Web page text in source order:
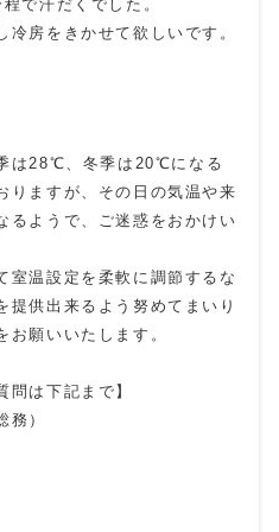
で汗だくでした。
房をきかせて欲しいです。
は28℃、冬季は20℃になる
りますが、その日の気温や来
るようで、ご迷惑をおかけい
室温設定を柔軟に調節するな
提供出来るよう努めてまいり
お願いいたします。
問は下記まで】
）